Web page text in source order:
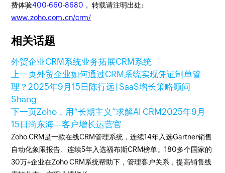
费体验400-660-8680 ， 转载请注明出处:
www.zoho.com.cn/crm/
相关话题
外贸企业CRM系统业务拓展CRM系统
上一页外贸企业如何通过CRM系统实现凭证制单管
理？2025年9月15日 陈行远 | SaaS增长策略顾问
Shang
下一页Zoho，用“长期主义”求解AI CRM2025年9月
15日 尚东海—客户增长运营官
Zoho CRM是一款在线CRM管理系统，连续14年入选Gartner销售
自动化象限报告、连续5年入选福布斯CRM榜单。180多个国家的
30万+企业在Zoho CRM系统帮助下，管理客户关系，提高销售线